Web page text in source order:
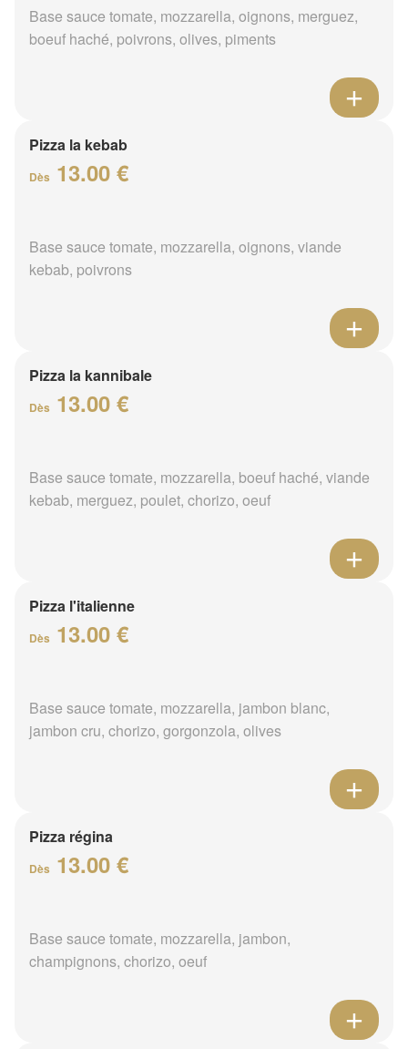
Base sauce tomate, mozzarella, oignons, merguez,
boeuf haché, poivrons, olives, piments
Pizza la kebab
Dès 13.00 €
Base sauce tomate, mozzarella, oignons, viande
kebab, poivrons
Pizza la kannibale
Dès 13.00 €
Base sauce tomate, mozzarella, boeuf haché, viande
kebab, merguez, poulet, chorizo, oeuf
Pizza l'italienne
Dès 13.00 €
Base sauce tomate, mozzarella, jambon blanc,
jambon cru, chorizo, gorgonzola, olives
Pizza régina
Dès 13.00 €
Base sauce tomate, mozzarella, jambon,
champignons, chorizo, oeuf